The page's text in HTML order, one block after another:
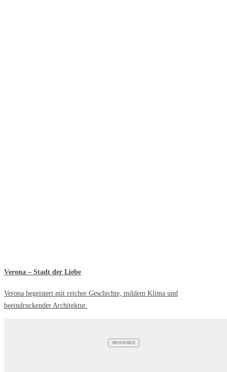
Verona – Stadt der Liebe
Verona begeistert mit reicher Geschichte, mildem Klima und
beeindruckender Architektur.
SPONSORED